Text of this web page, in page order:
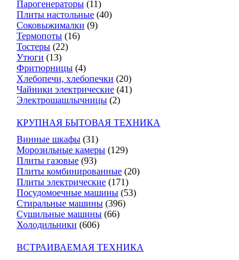
Парогенераторы (11)
Плиты настольные (40)
Соковыжималки (9)
Термопоты (16)
Тостеры (22)
Утюги (13)
Фритюрницы (4)
Хлебопечи, хлебопечки (20)
Чайники электрические (41)
Электрошашлычницы (2)
КРУПНАЯ БЫТОВАЯ ТЕХНИКА
Винные шкафы (31)
Морозильные камеры (129)
Плиты газовые (93)
Плиты комбинированные (20)
Плиты электрические (171)
Посудомоечные машины (53)
Стиральные машины (396)
Сушильные машины (66)
Холодильники (606)
ВСТРАИВАЕМАЯ ТЕХНИКА